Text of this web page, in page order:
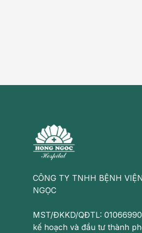
CÔNG TY TNHH BỆNH
NGỌC
MST/ĐKKD/QĐTL:
kế hoạch và đầu tư thành